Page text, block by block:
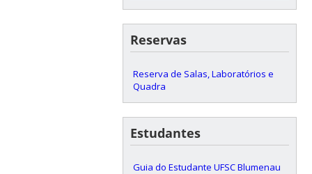
Reservas
Reserva de Salas, Laboratórios e
Quadra
Estudantes
Guia do Estudante UFSC Blumenau